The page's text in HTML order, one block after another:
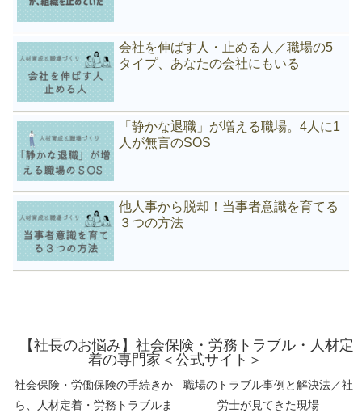
会社を伸ばす人・止める人／職場の5
タイプ、あなたの会社にもいる
「静かな退職」が増える職場。4人に1
人が無言のSOS
他人事から脱却！当事者意識を育てる
３つの方法
【社長のお悩み】社会保険・労務トラブル・人材定
着の専門家＜公式サイト＞
社会保険・労働保険の手続きか
ら、人材定着・労務トラブルま
職場のトラブル事例と解決法／社
労士が見てきた現場